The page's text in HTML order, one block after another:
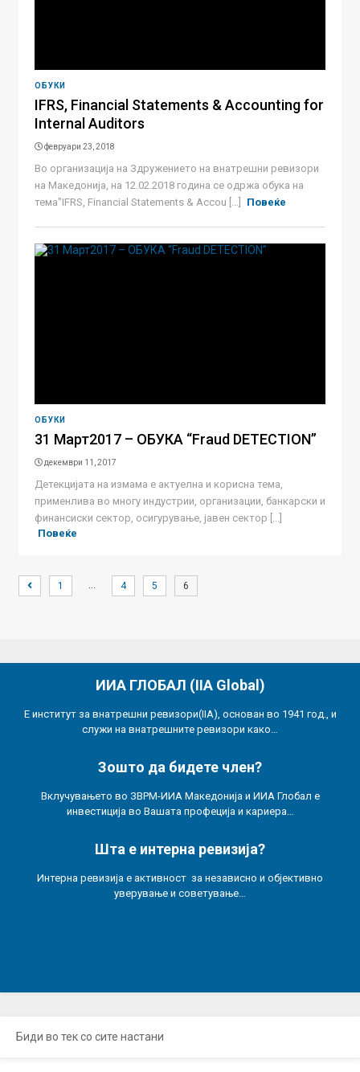
ОБУКИ
IFRS, Financial Statements & Accounting for
Internal Auditors
февруари 23, 2018
Во организација на Здружението на внатрешни ревизори
на Македонија, на 12.02.2018 година се одржа обука на
тема"IFRS, Financial Statements & Accou [...]
Повеќе
ОБУКИ
31 Март2017 – ОБУКА “Fraud DETECTION”
декември 11, 2017
Детекцијата на измама е актуелна и корисна тема,
применлива во многу индустрии, организации, банкарски и
финансиски сектор, осигурување, јавен сектор [...]
Повеќе
1 … 4 5 6
ИИА ГЛОБАЛ (IIA Global)
Е институт за внатрешни ревизори(IIA), основан во 1941 год., и
служи на внатрешните ревизори како…
Зошто да бидете член?
Вклучувањето во ЗВРМ-ИИА Македонија и ИИА Глобал е
инвестиција во Вашата профеција и кариера…
Шта е интерна ревизија?
Интерна ревизија е активност за независно и објективно
уверување и советување…
Биди во тек со сите настани